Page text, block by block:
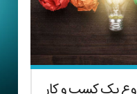
یک کسب و کار